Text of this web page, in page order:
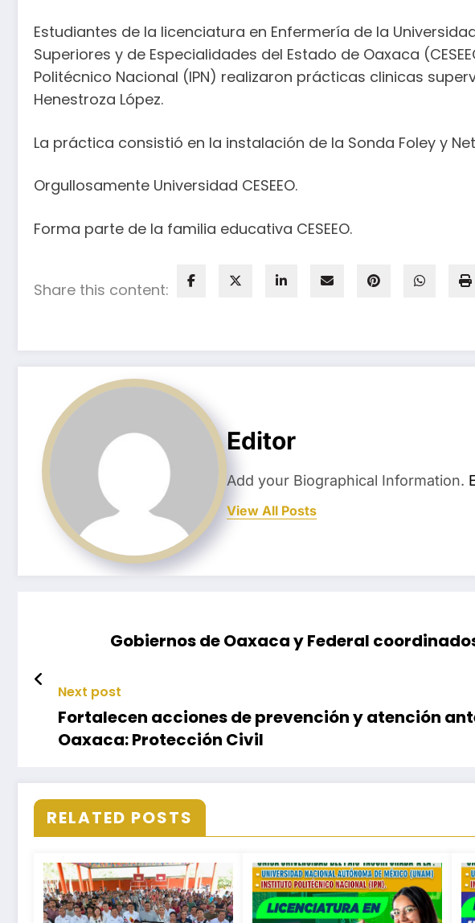
Estudiantes de la licenciatura en Enfermería de la
Superiores y de Especialidades del Estado de Oaxaca
Politécnico Nacional (IPN) realizaron prácticas clinicas
Henestroza López.
La práctica consistió en la instalación de la Sonda Foley y
Orgullosamente Universidad CESEEO.
Forma parte de la familia educativa CESEEO.
Share this content:
Editor
Add your Biographical Information.
View All Posts
Gobiernos de Oaxaca y Federal
Next post
Fortalecen acciones de prevención y atención
Oaxaca: Protección Civil
RELATED POSTS